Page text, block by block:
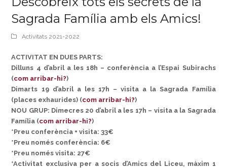
Sagrada Família amb els Amics!
Activitats 2021-2022
ACTIVITAT EN DUES PARTS:
Dilluns 4 d’abril a les 18h – conferència a l’Espai Subirachs
(com arribar-hi?)
Dimarts 19 d’abril a les 17h – visita a la Sagrada Família
(places exhaurides) (com arribar-hi?)
NOU GRUP: Dimecres 20 d’abril a les 17h – visita a la Sagrada
Família (com arribar-hi?)
*Preu conferència + visita: 33€
*Preu només conferència: 6€
*Preu només visita: 27€
*Activitat exclusiva per a socis d’Amics del Liceu, màxim 1